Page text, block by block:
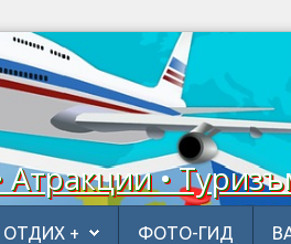
Атракции •
ОТДИХ + ФОТО-ГИД